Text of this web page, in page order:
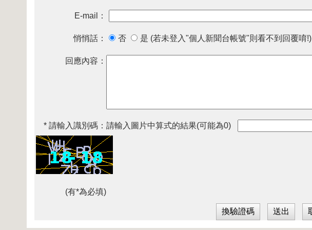
E-mail：
悄悄話： 否 是 (若未登入"個人新聞台帳號"則看不到回覆唷!)
回應內容：
* 請輸入識別碼： 請輸入圖片中算式的結果(可能為0)
(有*為必填)